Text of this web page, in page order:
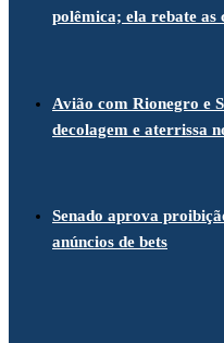
polêmica; ela rebate as
Avião com Rionegro e
decolagem e aterrissa
Senado aprova
anúncios de bets